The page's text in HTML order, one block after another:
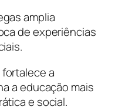
amplia
de experiências
a
a educação mais
e social.